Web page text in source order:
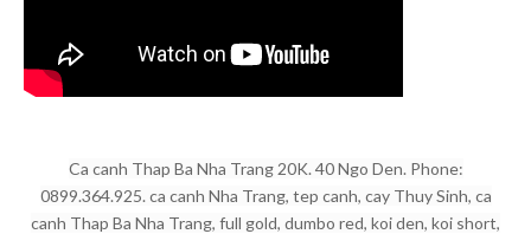
Ca canh Thap Ba Nha Trang 20K. 40 Ngo Den. Phone:
0899.364.925. ca canh Nha Trang, tep canh, cay Thuy Sinh, ca
canh Thap Ba Nha Trang, full gold, dumbo red, koi den, koi short,